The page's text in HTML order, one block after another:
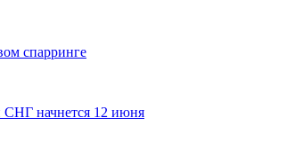
спарринге
начнется 12 июня